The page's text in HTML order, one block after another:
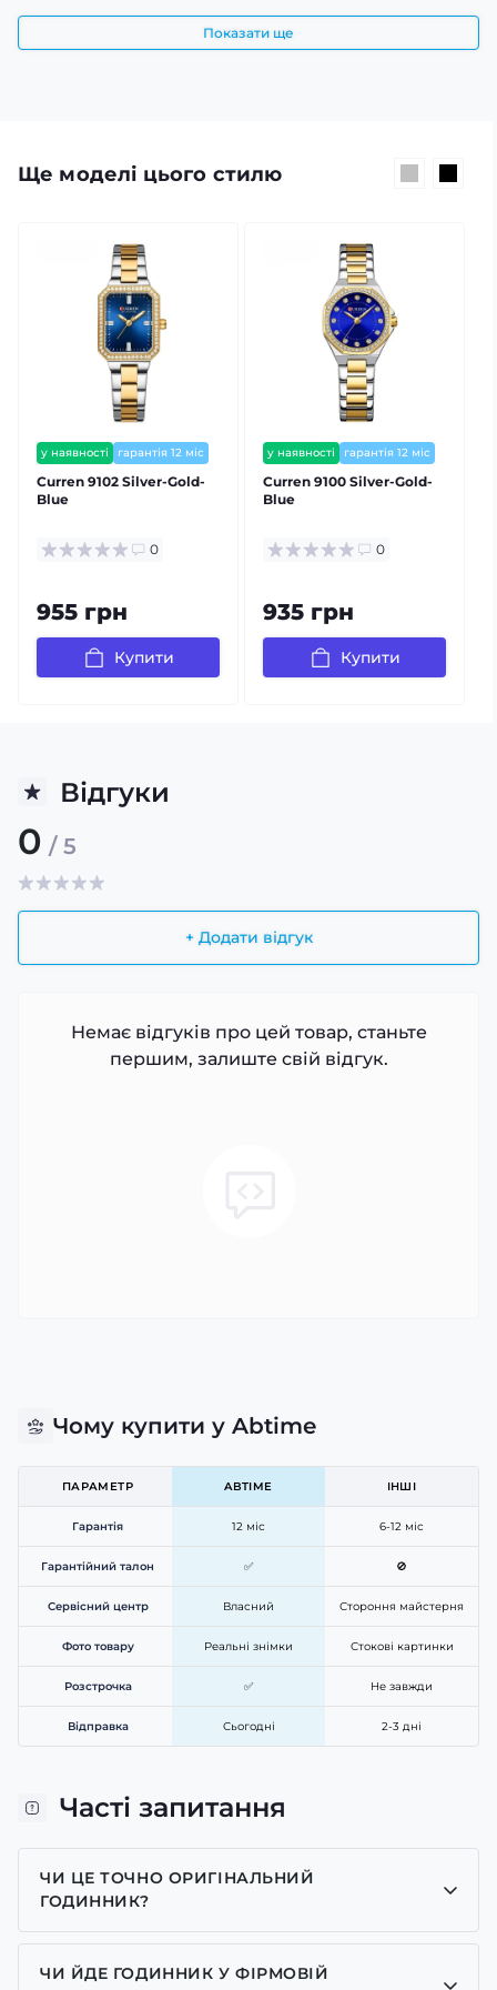
Показати ще
Ще моделі цього стилю
у наявності
гарантія 12 міс
залишилось мало
Curren 9102 Silver-Gold-
Blue
0
955 грн
Купити
у наявності
гарантія 12 міс
залишилось мало
Curren 9100 Silver-Gold-
Blue
0
935 грн
Купити
Відгуки
0 / 5
+ Додати відгук
Немає відгуків про цей товар, станьте
першим, залиште свій відгук.
Чому купити у Abtime
ПАРАМЕТР ABTIME ІНШІ
Гарантія 12 міс 6-12 міс
Гарантійний талон ✅ 🚫
Сервісний центр Власний Стороння майстерня
Фото товару Реальні знімки Стокові картинки
Розстрочка ✅ Не завжди
Відправка Сьогодні 2-3 дні
Часті запитання
ЧИ ЦЕ ТОЧНО ОРИГІНАЛЬНИЙ
ГОДИННИК?
Так, усі годинники у нас лише оригінальні, ми є
представником багатьох брендів.
ЧИ ЙДЕ ГОДИННИК У ФІРМОВІЙ